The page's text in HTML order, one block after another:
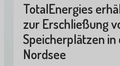
TotalEnergies
zur Erschließung
Speicherplätzen in
Nordsee